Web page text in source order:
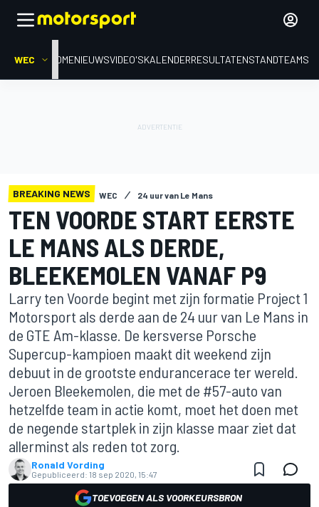
WEC HOMENIEUWSVIDEO'SKALENDERRESULTATENSTANDTEAMS
BREAKING NEWS WEC 24 uur van Le Mans
TEN VOORDE START EERSTE
LE MANS ALS DERDE,
BLEEKEMOLEN VANAF P9
Larry ten Voorde begint met zijn formatie Project 1
Motorsport als derde aan de 24 uur van Le Mans in
de GTE Am-klasse. De kersverse Porsche
Supercup-kampioen maakt dit weekend zijn
debuut in de grootste endurancerace ter wereld.
Jeroen Bleekemolen, die met de #57-auto van
hetzelfde team in actie komt, moet het doen met
de negende startplek in zijn klasse maar ziet dat
allerminst als reden tot zorg.
Ronald Vording
Gepubliceerd: 18 sep 2020, 15:47
TOEVOEGEN ALS VOORKEURSBRON